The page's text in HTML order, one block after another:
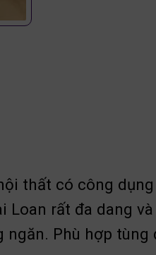
thất có công
Loan rất đa dang
Phù hợp